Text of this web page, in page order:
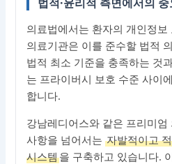
의료법에서는 환자의 개인정
의료기관은 이를 준수할 법적
법적 최소 기준을 충족하는 것
는 프라이버시 보호 수준 사이
합니다.
강남레디어스와 같은 프리미
사항을 넘어서는자발적이고
시스템을 구축하고 있습니다.